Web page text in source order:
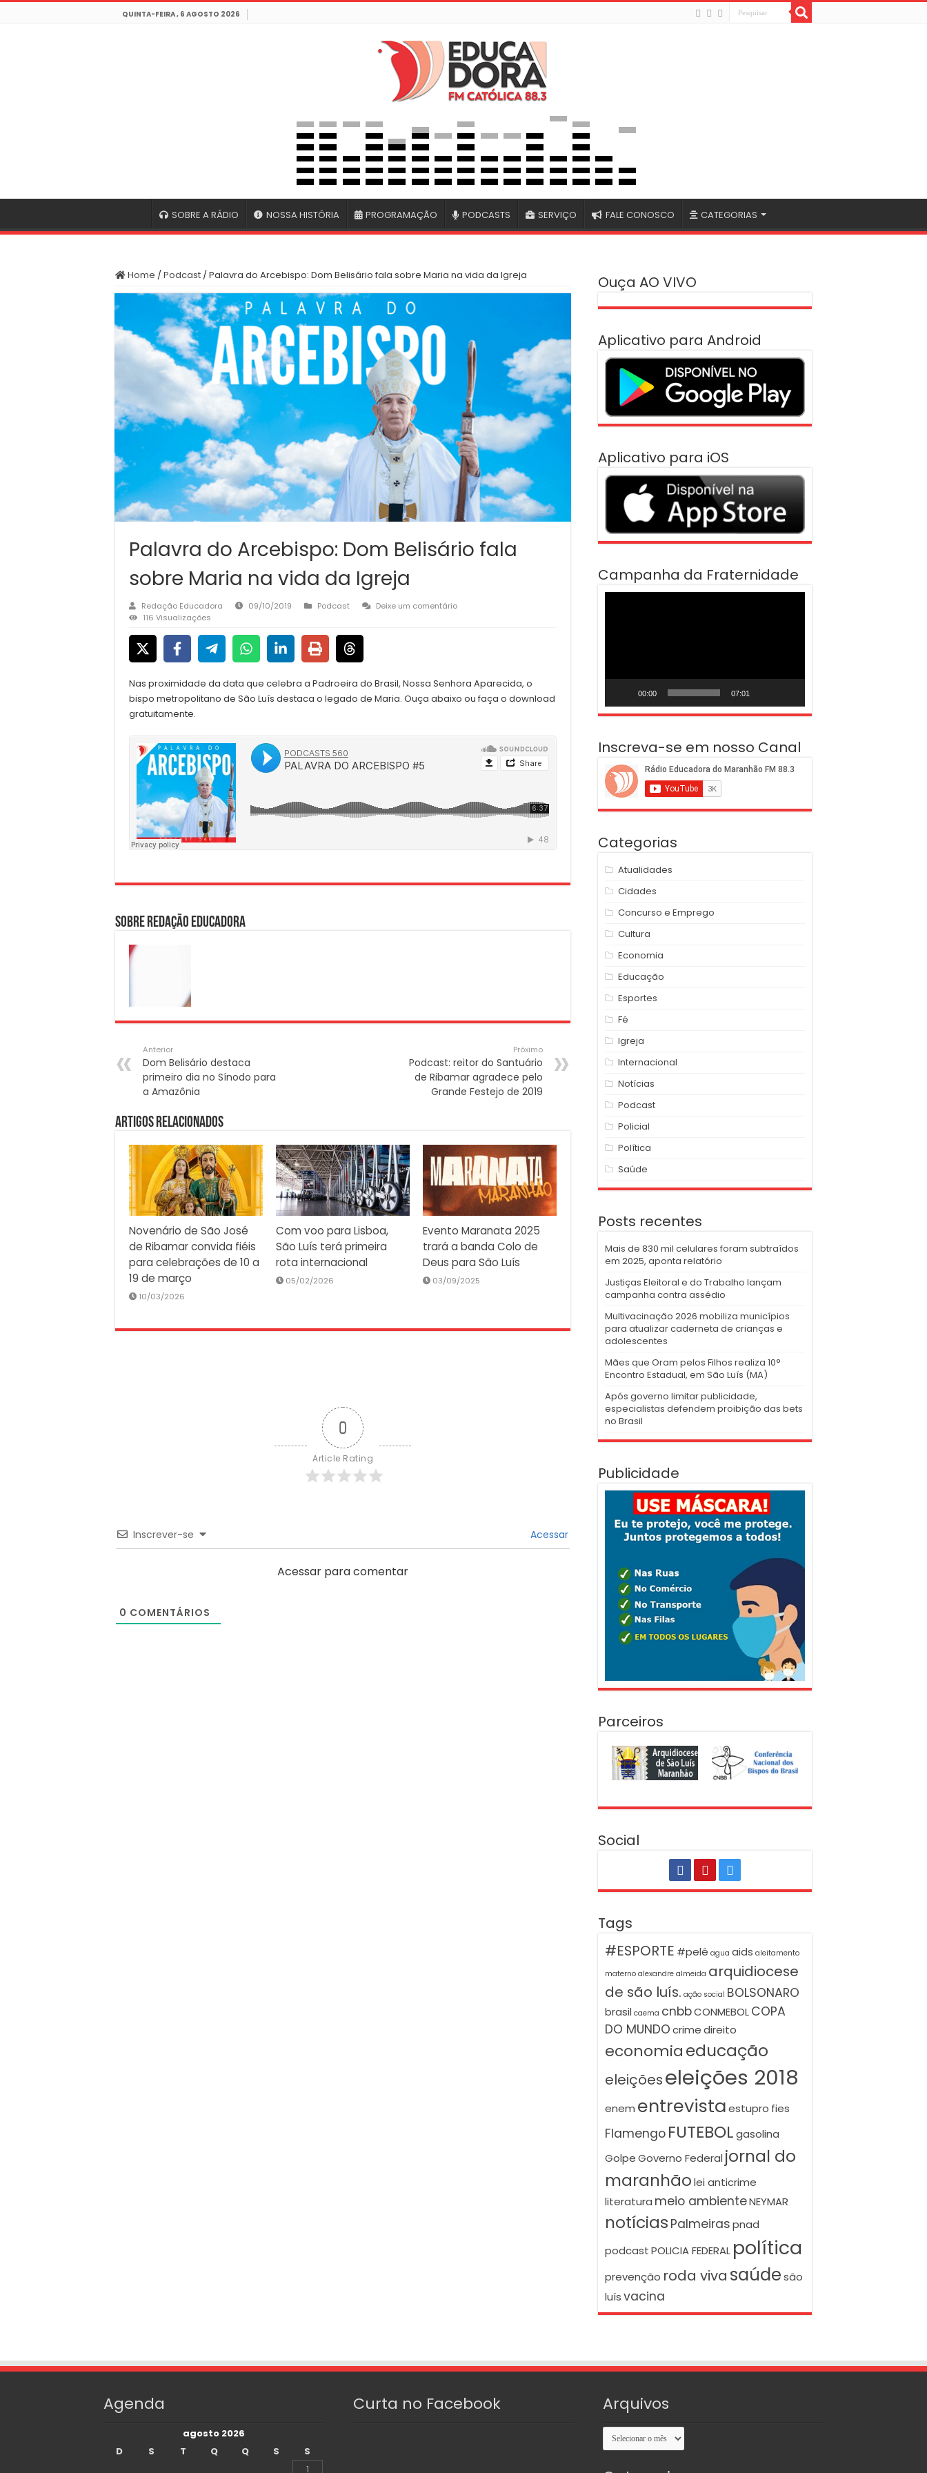
QUINTA-FEIRA , 6 AGOSTO 2026
SOBRE A RÁDIO NOSSA HISTÓRIA PROGRAMAÇÃO PODCASTS SERVIÇO FALE CONOSCO CATEGORIAS
Home /Podcast /Palavra do Arcebispo: Dom Belisário fala sobre Maria na vida da Igreja
Palavra do Arcebispo: Dom Belisário fala
sobre Maria na vida da Igreja
Redação Educadora 09/10/2019 Podcast
Deixe um comentário
116 Visualizações
Nas proximidade da data que celebra a Padroeira do Brasil, Nossa Senhora Aparecida, o
bispo metropolitano de São Luís destaca o legado de Maria. Ouça abaixo ou faça o download
gratuitamente.
Sobre Redação Educadora
Anterior
Dom Belisário destaca
primeiro dia no Sínodo para
a Amazônia
Próximo
Podcast: reitor do Santuário
de Ribamar agradece pelo
Grande Festejo de 2019
Artigos Relacionados
Novenário de São José
de Ribamar convida fiéis
para celebrações de 10 a
19 de março
10/03/2026
Com voo para Lisboa,
São Luís terá primeira
rota internacional
05/02/2026
Evento Maranata 2025
trará a banda Colo de
Deus para São Luís
03/09/2025
0
Article Rating
Inscrever-se Acessar
Acessar para comentar
0 COMENTÁRIOS
Ouça AO VIVO
Aplicativo para Android
Aplicativo para iOS
Campanha da Fraternidade
00:00 07:01
Inscreva-se em nosso Canal
Categorias
Atualidades
Cidades
Concurso e Emprego
Cultura
Economia
Educação
Esportes
Fé
Igreja
Internacional
Notícias
Podcast
Policial
Política
Saúde
Posts recentes
Mais de 830 mil celulares foram subtraídos
em 2025, aponta relatório
Justiças Eleitoral e do Trabalho lançam
campanha contra assédio
Multivacinação 2026 mobiliza municípios
para atualizar caderneta de crianças e
adolescentes
Mães que Oram pelos Filhos realiza 10°
Encontro Estadual, em São Luís (MA)
Após governo limitar publicidade,
especialistas defendem proibição das bets
no Brasil
Publicidade
Parceiros
Social
Tags
#ESPORTE #pelé agua aids aleitamento
materno alexandre almeida arquidiocese
de são luís. ação social BOLSONARO
brasil caema cnbbCONMEBOLCOPA
DO MUNDOcrimedireito
economiaeducação
eleiçõeseleições 2018
enem entrevistaestupro fies
Flamengo FUTEBOLgasolina
GolpeGoverno Federal jornal do
maranhãolei anticrime
literatura meio ambienteNEYMAR
notícias Palmeiraspnad
podcastPOLICIA FEDERAL política
prevenção roda viva saúdesão
luísvacina
Agenda
agosto 2026
D
S T Q Q S
S
1
Curta no Facebook Arquivos
Arquivos